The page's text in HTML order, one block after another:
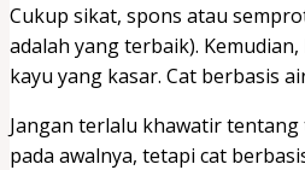
Cukup sikat, spons atau
adalah yang terbaik).
kayu yang kasar. Cat berbasis
Jangan terlalu khawatir
pada awalnya, tetapi cat